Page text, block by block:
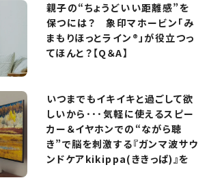
親子の“ちょうどいい距離感”を
保つには？ 象印マホービン「み
まもりほっとライン®」が役立つっ
てほんと？【Q＆A】
いつまでもイキイキと過ごして欲
しいから･･･気軽に使えるスピー
カー＆イヤホンでの“ながら聴
き”で脳を刺激する『ガンマ波サウ
ンドケアkikippa(ききっぱ)』を